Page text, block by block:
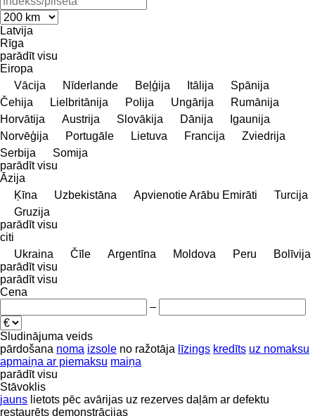
Latvija
Rīga
parādīt visu
Eiropa
Vācija
Nīderlande Beļģija Itālija
Spānija
Čehija
Lielbritānija Polija Ungārija
Rumānija
Horvātija
Austrija Slovākija Dānija
Igaunija
Norvēģija
Portugāle Lietuva Francija
Zviedrija
Serbija
Somija
parādīt visu
Āzija
Ķīna
Uzbekistāna Apvienotie Arābu Emirāti
Turcija
Gruzija
parādīt visu
citi
Ukraina
Čīle Argentīna Moldova Peru
Bolīvija
parādīt visu
parādīt visu
Cena
–
Sludinājuma veids
pārdošana noma izsole no ražotāja līzings kredīts uz nomaksu
apmaiņa ar piemaksu maiņa
parādīt visu
Stāvoklis
jauns lietots pēc avārijas uz rezerves daļām ar defektu
restaurēts demonstrācijas